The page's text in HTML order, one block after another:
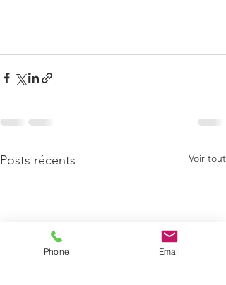
Posts récents Voir tout
Phone Email